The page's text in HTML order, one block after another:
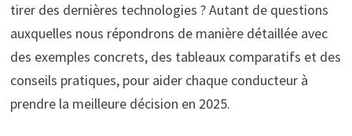
tirer des dernières technologies ? Autant de questions
auxquelles nous répondrons de manière détaillée avec
des exemples concrets, des tableaux comparatifs et des
conseils pratiques, pour aider chaque conducteur à
prendre la meilleure décision en 2025.